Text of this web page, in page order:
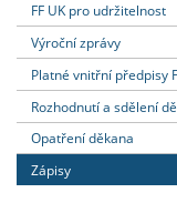
FF UK pro udržitelnost
Výroční zprávy
Platné vnitřní předpisy
Rozhodnutí a sdělení
Opatření děkana
Zápisy